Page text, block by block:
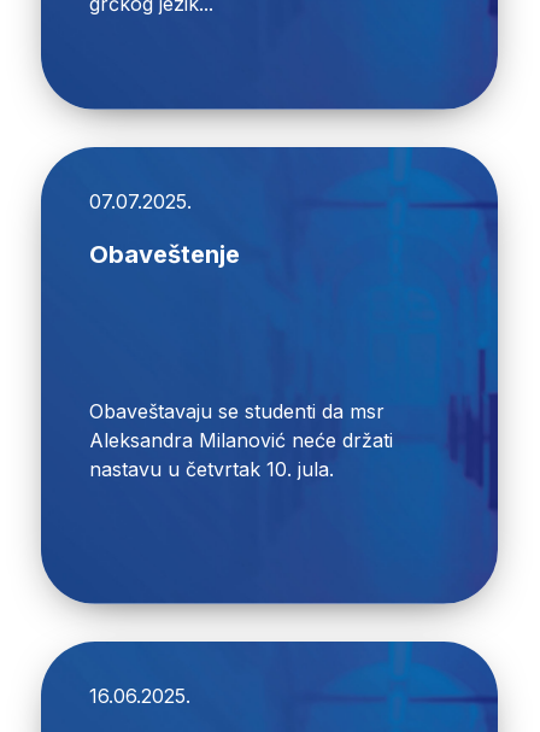
07.07.2025.
Obaveštenje
Obaveštavaju se studenti da msr
Aleksandra Milanović neće držati
nastavu u četvrtak 10. jula.
16.06.2025.